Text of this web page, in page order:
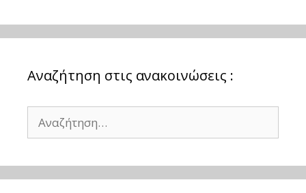
Αναζήτηση στις ανακοινώσεις :
για: